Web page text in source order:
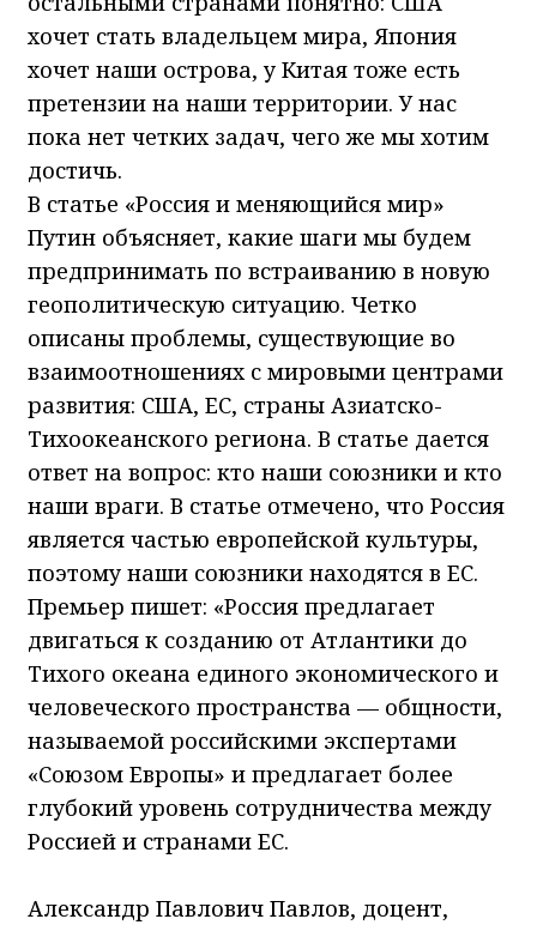
хочет стать владельцем мира, Япония
хочет наши острова, у Китая тоже есть
претензии на наши территории. У нас
пока нет четких задач, чего же мы хотим
достичь.
В статье «Россия и меняющийся мир»
Путин объясняет, какие шаги мы будем
предпринимать по встраиванию в новую
геополитическую ситуацию. Четко
описаны проблемы, существующие во
взаимоотношениях с мировыми центрами
развития: США, ЕС, страны Азиатско-
Тихоокеанского региона. В статье дается
ответ на вопрос: кто наши союзники и кто
наши враги. В статье отмечено, что Россия
является частью европейской культуры,
поэтому наши союзники находятся в ЕС.
Премьер пишет: «Россия предлагает
двигаться к созданию от Атлантики до
Тихого океана единого экономического и
человеческого пространства — общности,
называемой российскими экспертами
«Союзом Европы» и предлагает более
глубокий уровень сотрудничества между
Россией и странами ЕС.
Александр Павлович Павлов, доцент,